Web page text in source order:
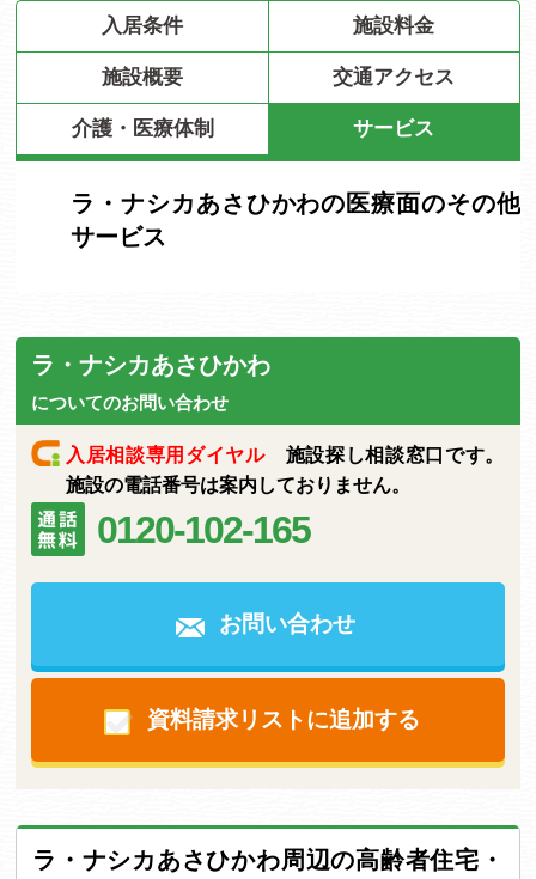
入居条件 施設料金
施設概要 交通アクセス
介護・医療体制 サービス
ラ・ナシカあさひかわの医療面のその他
サービス
ラ・ナシカあさひかわ
についてのお問い合わせ
入居相談専用ダイヤル施設探し相談窓口です。
施設の電話番号は案内しておりません。
0120-102-165
お問い合わせ
資料請求リストに追加する
ラ・ナシカあさひかわ周辺の高齢者住宅・